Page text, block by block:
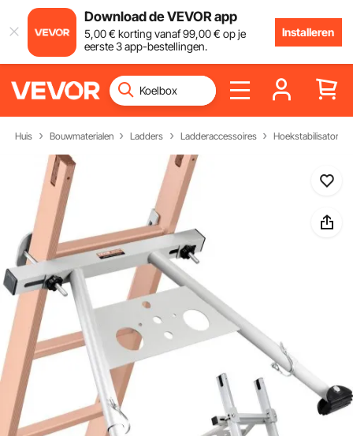
Download de VEVOR app
5,00€ korting vanaf99,00€ op je
eerste 3 app-bestellingen.
Installeren
Huis Bouwmaterialen Ladders Ladderaccessoires Hoekstabilisator